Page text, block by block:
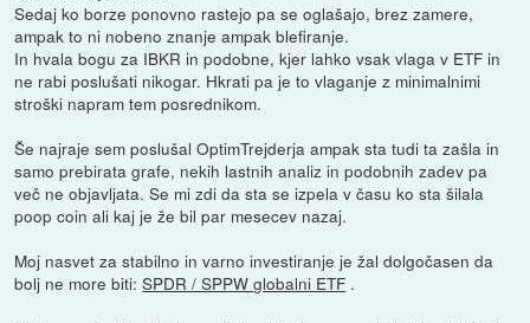
Sedaj ko borze ponovno rastejo pa se oglašajo, brez zamere,
ampak to ni nobeno znanje ampak blefiranje.
In hvala bogu za IBKR in podobne, kjer lahko vsak vlaga v ETF in
ne rabi poslušati nikogar. Hkrati pa je to vlaganje z minimalnimi
stroški napram tem posrednikom.
Še najraje sem poslušal OptimTrejderja ampak sta tudi ta zašla in
samo prebirata grafe, nekih lastnih analiz in podobnih zadev pa
več ne objavljata. Se mi zdi da sta se izpela v času ko sta šilala
poop coin ali kaj je že bil par mesecev nazaj.
Moj nasvet za stabilno in varno investiranje je žal dolgočasen da
bolj ne more biti:SPDR / SPPW globalni ETF .